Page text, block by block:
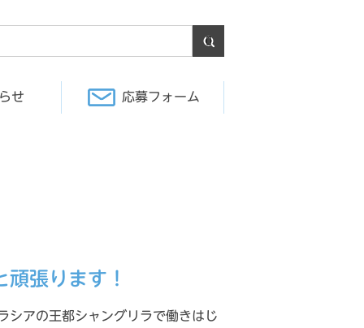
せ 応募フォーム
張ります！
シアの王都シャングリラで働きはじ